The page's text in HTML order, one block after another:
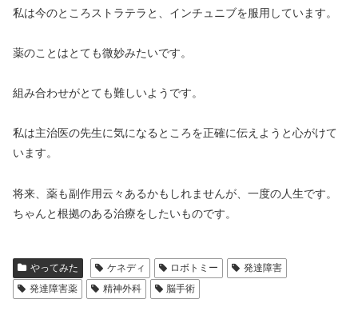
私は今のところストラテラと、インチュニブを服用しています。
薬のことはとても微妙みたいです。
組み合わせがとても難しいようです。
私は主治医の先生に気になるところを正確に伝えようと心がけて
います。
将来、薬も副作用云々あるかもしれませんが、一度の人生です。
ちゃんと根拠のある治療をしたいものです。
やってみた ケネディ ロボトミー
発達障害
発達障害薬
精神外科 脳手術